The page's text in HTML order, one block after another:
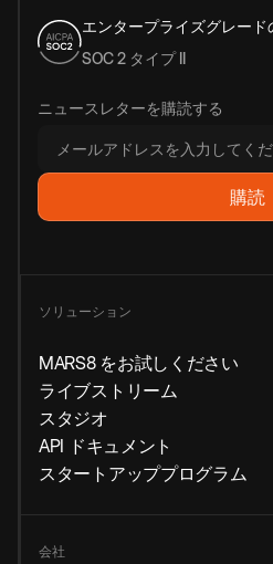
エンタープライズグレード
SOC 2 タイプ II
ニュースレターを購読する
ソリューション
MARS8 をお試しください
ライブストリーム
スタジオ
API ドキュメント
スタートアッププログラム
会社